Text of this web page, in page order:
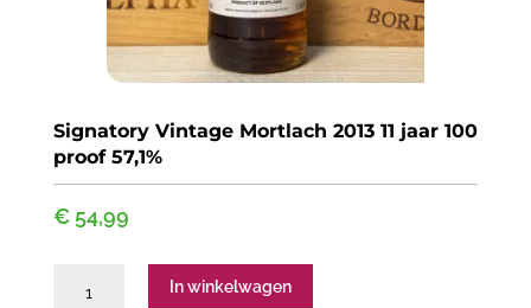
Signatory Vintage Mortlach 2013 11 jaar 100
proof 57,1%
€54,99
In winkelwagen